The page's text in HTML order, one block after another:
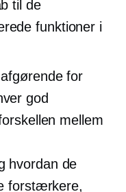
til de
funktioner i
for
god
mellem
hvordan de
forstærkere,